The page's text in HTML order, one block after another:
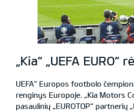
„Kia“ „UEFA EURO“
UEFA“ Europos footbolo
renginys Europoje. „Kia Motors
pasaulinių „EUROTOP“ partnerių